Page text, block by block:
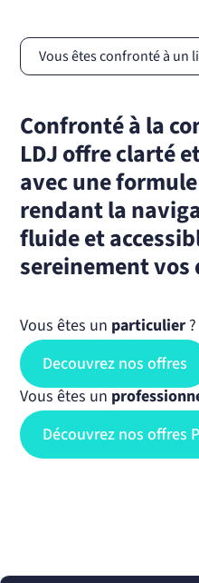
Vous êtes confronté à un
Confronté à la
LDJ offre clarté
avec une
rendant la
fluide et
sereinement
Vous êtes un particulier ?
Decouvrez nos offres
Vous êtes un
Découvrez nos offres